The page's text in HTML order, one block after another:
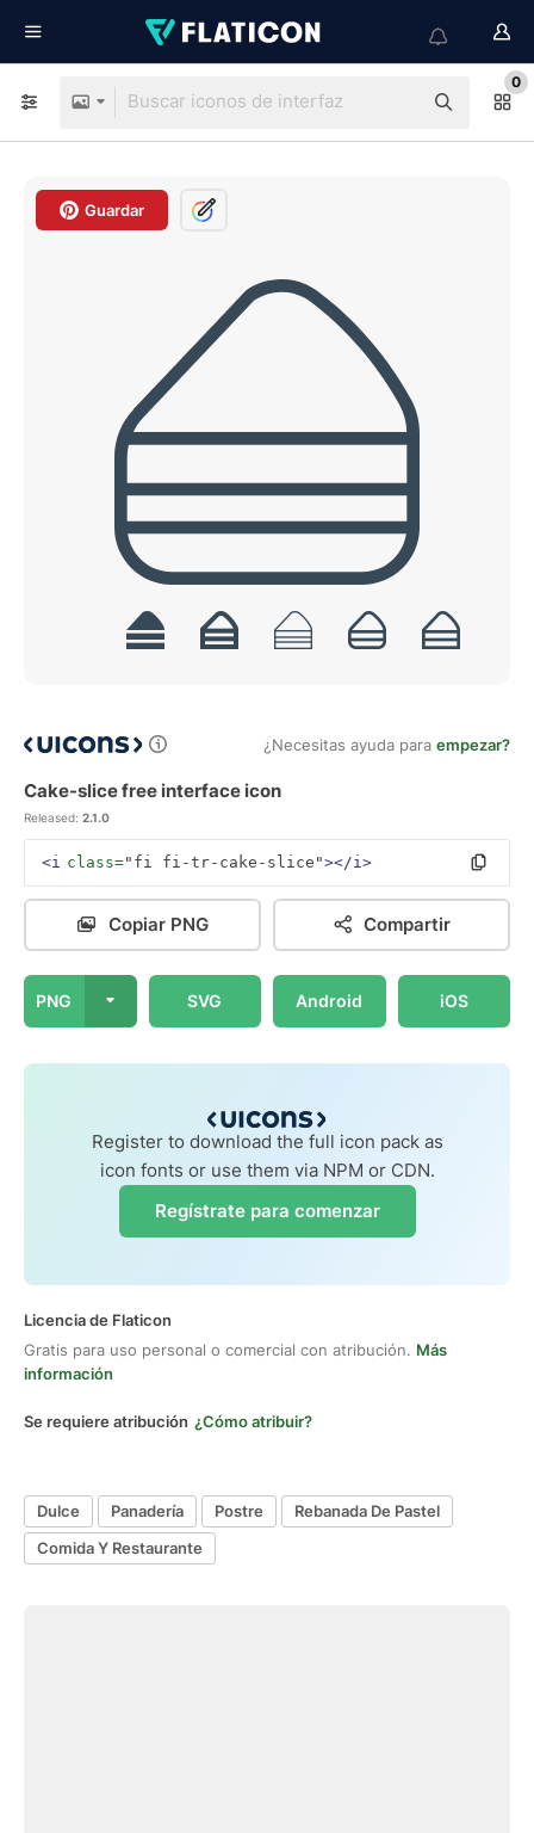
0
Guardar
¿Necesitas ayuda para empezar?
Cake-slice free interface icon
Released: 2.1.0
<i class="fi fi-tr-cake-slice"></i>
Copiar PNG Compartir
PNG SVG Android iOS
Register to download the full icon pack as
icon fonts or use them via NPM or CDN.
Regístrate para comenzar
Licencia de Flaticon
Gratis para uso personal o comercial con atribución. Más
información
Se requiere atribución ¿Cómo atribuir?
Dulce Panadería Postre
Rebanada De Pastel
Comida Y Restaurante